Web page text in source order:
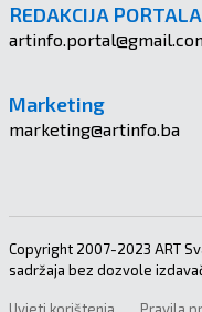
REDAKCIJA PORTALA
Marketing
marketing@artinfo.ba
Copyright 2007-2023 ART
sadržaja bez dozvole
Uvjeti korištenja Pravila